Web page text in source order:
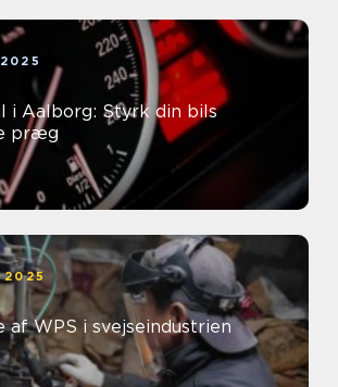
i Aalborg: Styrk din bils
præg
af WPS i svejseindustrien